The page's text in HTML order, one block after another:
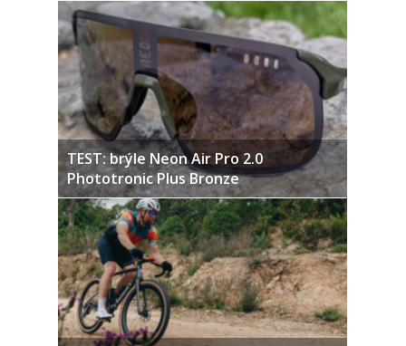
TEST: brýle Neon Air Pro 2.0
Phototronic Plus Bronze